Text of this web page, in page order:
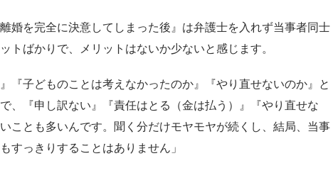
離婚を完全に決意してしまった後』は弁護士を入れず当事者同士
トばかりで、メリットはないか少ないと感じます。
『子どものことは考えなかったのか』『やり直せないのか』と
、『申し訳ない』『責任はとる（金は払う）』『やり直せな
ことも多いんです。聞く分だけモヤモヤが続くし、結局、当事
すっきりすることはありません」